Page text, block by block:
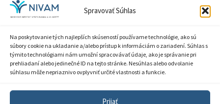
Spravovať Súhlas
Na poskytovanie tých najlepších skúseností používame technológie, ako sú
súbory cookie na ukladanie a/alebo prístup k informáciám o zariadení. Súhlas s
týmito technológiami nám umožní spracovávať údaje, ako je správanie pri
prehliadaní alebo jedinečné ID na tejto stránke. Nesúhlas alebo odvolanie
súhlasu môže nepriaznivo ovplyvniť určité vlastnosti a funkcie.
Prijať
DIČ: 2020798714
Zásady ochrany súkromia